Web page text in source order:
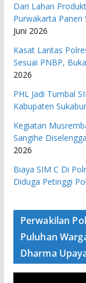
Dari Lahan
Purwakarta Panen
Juni 2026
Kasat Lantas
Sesuai PNBP,
2026
PHL Jadi Tumbal
Kabupaten
Kegiatan
Sangihe
2026
Biaya SIM C Di
Diduga Petinggi
Perwakilan
Puluhan
Dharma